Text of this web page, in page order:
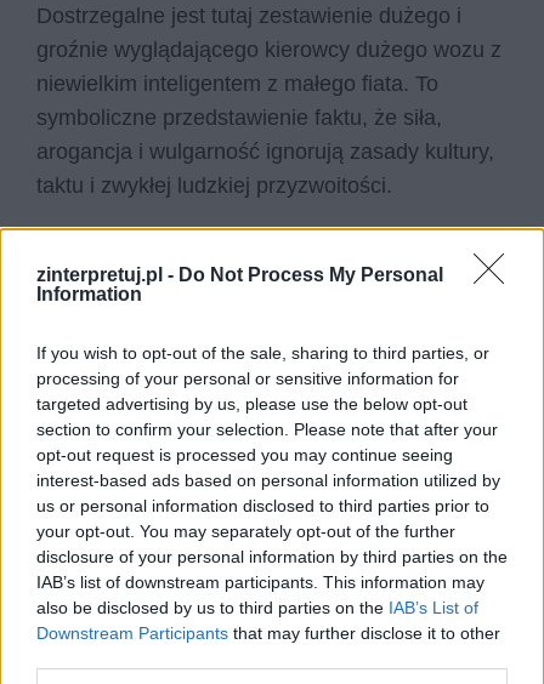
zinterpretuj.pl - Do Not Process My Personal
Information
If you wish to opt-out of the sale, sharing to third parties, or
processing of your personal or sensitive information for
targeted advertising by us, please use the below opt-out
section to confirm your selection. Please note that after your
opt-out request is processed you may continue seeing
interest-based ads based on personal information utilized by
us or personal information disclosed to third parties prior to
your opt-out. You may separately opt-out of the further
disclosure of your personal information by third parties on the
IAB’s list of downstream participants. This information may
also be disclosed by us to third parties on the IAB’s List of
Downstream Participants that may further disclose it to other
Dostrzegalne jest tutaj zestawienie dużego i
groźnie wyglądającego kierowcy dużego wozu z
niewielkim inteligentem z małego fiata. To
symboliczne przedstawienie faktu, że siła,
arogancja i wulgarność ignorują zasady kultury,
taktu i zwykłej ludzkiej przyzwoitości.